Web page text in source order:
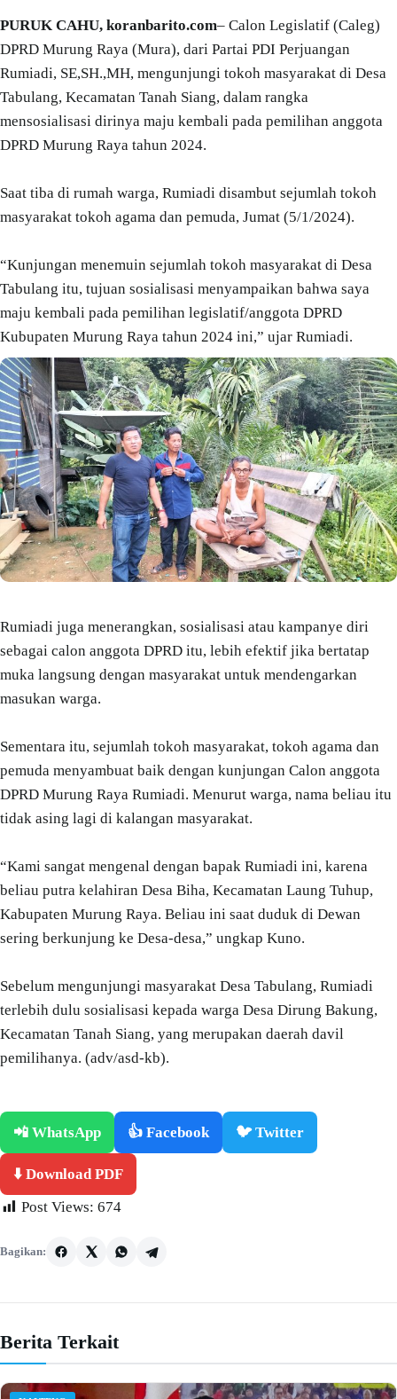
PURUK CAHU, koranbarito.com– Calon Legislatif (Caleg)
DPRD Murung Raya (Mura), dari Partai PDI Perjuangan
Rumiadi, SE,SH.,MH, mengunjungi tokoh masyarakat di Desa
Tabulang, Kecamatan Tanah Siang, dalam rangka
mensosialisasi dirinya maju kembali pada pemilihan anggota
DPRD Murung Raya tahun 2024.
Saat tiba di rumah warga, Rumiadi disambut sejumlah tokoh
masyarakat tokoh agama dan pemuda, Jumat (5/1/2024).
“Kunjungan menemuin sejumlah tokoh masyarakat di Desa
Tabulang itu, tujuan sosialisasi menyampaikan bahwa saya
maju kembali pada pemilihan legislatif/anggota DPRD
Kubupaten Murung Raya tahun 2024 ini,” ujar Rumiadi.
Rumiadi juga menerangkan, sosialisasi atau kampanye diri
sebagai calon anggota DPRD itu, lebih efektif jika bertatap
muka langsung dengan masyarakat untuk mendengarkan
masukan warga.
Sementara itu, sejumlah tokoh masyarakat, tokoh agama dan
pemuda menyambuat baik dengan kunjungan Calon anggota
DPRD Murung Raya Rumiadi. Menurut warga, nama beliau itu
tidak asing lagi di kalangan masyarakat.
“Kami sangat mengenal dengan bapak Rumiadi ini, karena
beliau putra kelahiran Desa Biha, Kecamatan Laung Tuhup,
Kabupaten Murung Raya. Beliau ini saat duduk di Dewan
sering berkunjung ke Desa-desa,” ungkap Kuno.
Sebelum mengunjungi masyarakat Desa Tabulang, Rumiadi
terlebih dulu sosialisasi kepada warga Desa Dirung Bakung,
Kecamatan Tanah Siang, yang merupakan daerah davil
pemilihanya. (adv/asd-kb).
📲 WhatsApp 👍 Facebook 🐦 Twitter
⬇️ Download PDF
Post Views: 674
Bagikan:
Berita Terkait